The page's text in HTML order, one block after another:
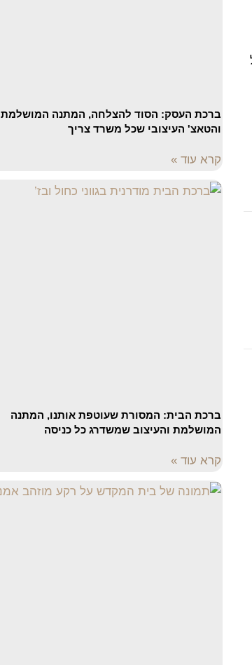
ברכת העסק: הסוד להצלחה, המתנה המושלמת
והטאצ' העיצובי שכל משרד צריך
קרא עוד »
ברכת הבית: המסורת שעוטפת אותנו, המתנה
המושלמת והעיצוב שמשדרג כל כניסה
קרא עוד »